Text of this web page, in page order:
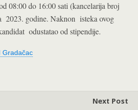
08:00 do 16:00 sati (kancelarija broj
2023. godine. Naknon isteka ovog
odustatao od stipendije.
Gradačac
Next Post